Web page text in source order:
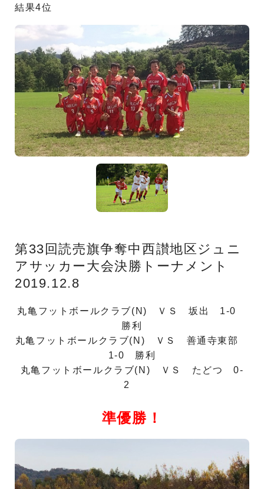
結果4位
第33回読売旗争奪中西讃地区ジュニ
アサッカー大会決勝トーナメント
2019.12.8
丸亀フットボールクラブ(N) ＶＳ 坂出 1-0
勝利
丸亀フットボールクラブ(N) ＶＳ 善通寺東部
1-0 勝利
丸亀フットボールクラブ(N) ＶＳ たどつ 0-
2
準優勝！